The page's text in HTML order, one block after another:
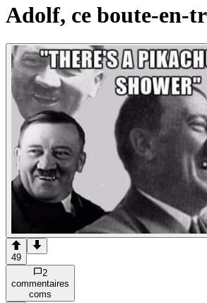
Adolf, ce boute-en-
49
2
commentaires
coms